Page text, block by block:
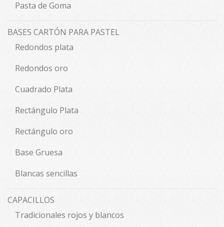
Pasta de Goma
BASES CARTÓN PARA PASTEL
Redondos plata
Redondos oro
Cuadrado Plata
Rectángulo Plata
Rectángulo oro
Base Gruesa
Blancas sencillas
CAPACILLOS
Tradicionales rojos y blancos